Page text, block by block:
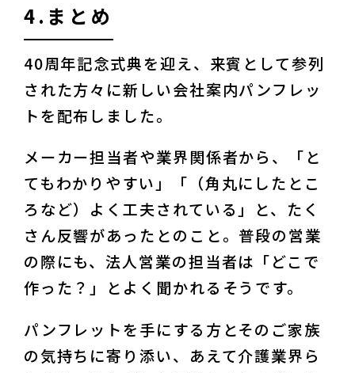
4.まとめ
40周年記念式典を迎え、来賓として参列
された方々に新しい会社案内パンフレッ
トを配布しました。
メーカー担当者や業界関係者から、「と
てもわかりやすい」「（角丸にしたとこ
ろなど）よく工夫されている」と、たく
さん反響があったとのこと。普段の営業
の際にも、法人営業の担当者は「どこで
作った？」とよく聞かれるそうです。
パンフレットを手にする方とそのご家族
の気持ちに寄り添い、あえて介護業界ら